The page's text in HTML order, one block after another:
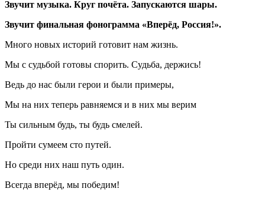
Звучит музыка. Круг почёта. Запускаются шары.
Звучит финальная фонограмма «Вперёд, Россия!».
Много новых историй готовит нам жизнь.
Мы с судьбой готовы спорить. Судьба, держись!
Ведь до нас были герои и были примеры,
Мы на них теперь равняемся и в них мы верим
Ты сильным будь, ты будь смелей.
Пройти сумеем сто путей.
Но среди них наш путь один.
Всегда вперёд, мы победим!